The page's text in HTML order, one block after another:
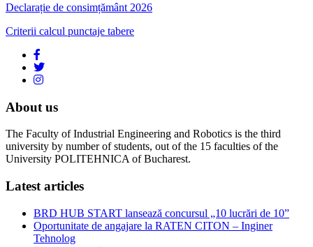
Declarație de consimțământ 2026
Criterii calcul punctaje tabere
About us
The Faculty of Industrial Engineering and Robotics is the third
university by number of students, out of the 15 faculties of the
University POLITEHNICA of Bucharest.
Latest articles
BRD HUB START lansează concursul „10 lucrări de 10”
Oportunitate de angajare la RATEN CITON – Inginer
Tehnolog